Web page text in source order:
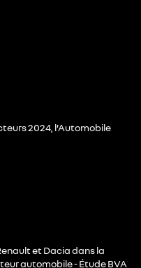
2024, l’Automobile
et Dacia dans la
automobile - Étude BVA